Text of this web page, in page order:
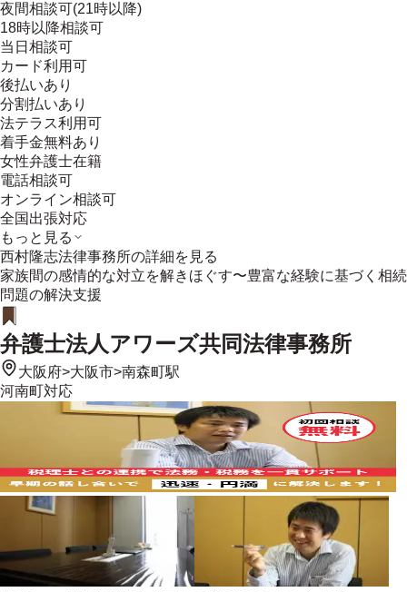
夜間相談可(21時以降)
18時以降相談可
当日相談可
カード利用可
後払いあり
分割払いあり
法テラス利用可
着手金無料あり
女性弁護士在籍
電話相談可
オンライン相談可
全国出張対応
もっと見る
西村隆志法律事務所の詳細を見る
家族間の感情的な対立を解きほぐす〜豊富な経験に基づく相続
問題の解決支援
弁護士法人アワーズ共同法律事務所
大阪府>大阪市>南森町駅
河南町対応